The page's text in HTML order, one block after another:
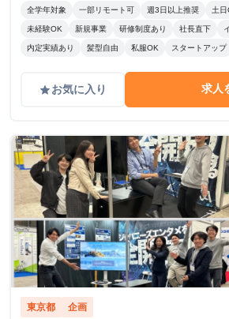
全学年対象 一部リモート可 週3日以上推奨 土日
未経験OK 新規事業 研修制度あり 社長直下
内定実績あり 髪型自由 私服OK スタートアップ
gradeお気に入り 求人
東京都 企画